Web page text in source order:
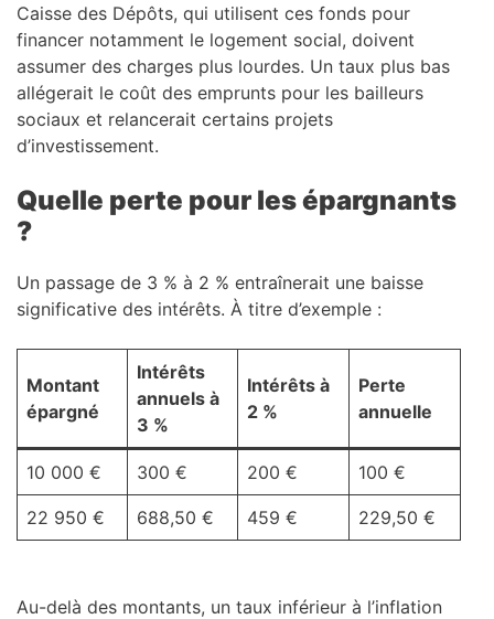
Caisse des Dépôts, qui utilisent ces fonds pour
financer notamment le logement social, doivent
assumer des charges plus lourdes. Un taux plus bas
allégerait le coût des emprunts pour les bailleurs
sociaux et relancerait certains projets
d’investissement.
Quelle perte pour les épargnants
?
Un passage de 3 % à 2 % entraînerait une baisse
significative des intérêts. À titre d’exemple :
Montant
épargné
Intérêts
annuels à
3 %
Intérêts à
2 %
Perte
annuelle
10 000 € 300 € 200 € 100 €
22 950 € 688,50 € 459 € 229,50 €
Au-delà des montants, un taux inférieur à l’inflation